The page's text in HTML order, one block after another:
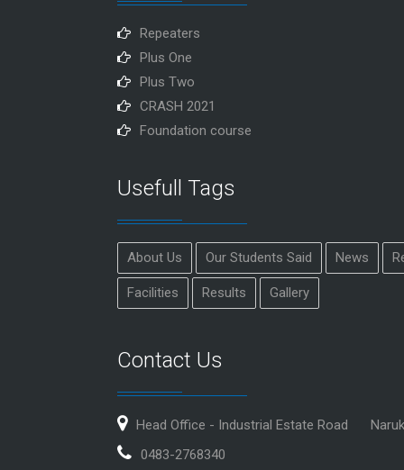
Repeaters
Plus One
Plus Two
CRASH 2021
Foundation course
Usefull Tags
About Us Our Students Said News
Facilities Results Gallery
Contact Us
Head Office - Industrial Estate Road
0483-2768340